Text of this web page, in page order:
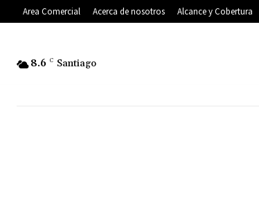
Area Comercial Acerca de nosotros Alcance y Cobertura
8.6 C Santiago